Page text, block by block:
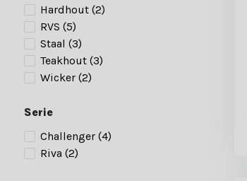
Hardhout (2)
RVS (5)
Staal (3)
Teakhout (3)
Wicker (2)
Serie
Challenger (4)
Riva (2)